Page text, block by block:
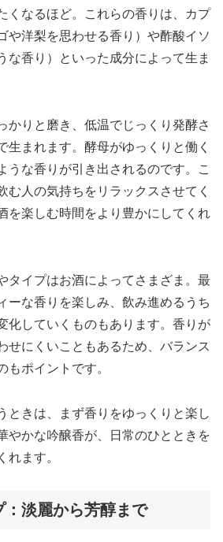
くなるほど。これらの香りは、カプ
や洋梨を思わせる香り）や酢酸イソ
な香り）といった成分によって生ま
かりと磨き、低温でじっくり発酵さ
生まれます。酵母がゆっくりと働く
うな香りが引き出されるのです。こ
む人の気持ちをリラックスさせてく
を楽しむ時間をより豊かにしてくれ
タイプはお酒によってさまざま。最
ーな香りを楽しみ、飲み進めるうち
化していくものもあります。香りが
せにくいこともあるため、バランス
もポイントです。
ときは、まず香りをゆっくりと楽し
やかな吟醸香が、日常のひとときを
れます。
：淡麗から芳醇まで